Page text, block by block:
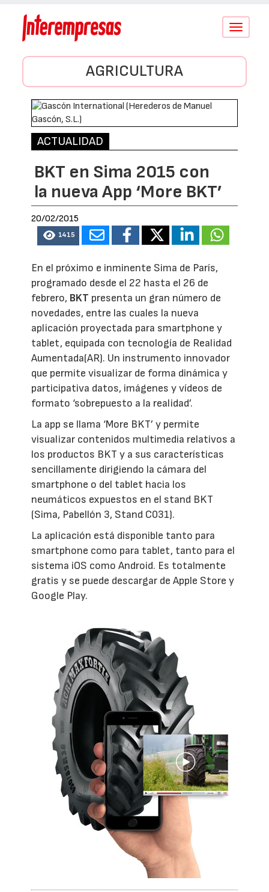
Conmutar
AGRICULTURA
ACTUALIDAD
BKT en Sima 2015 con
la nueva App ‘More BKT’
20/02/2015
1415
En el próximo e inminente Sima de París,
programado desde el 22 hasta el 26 de
febrero, BKT presenta un gran número de
novedades, entre las cuales la nueva
aplicación proyectada para smartphone y
tablet, equipada con tecnología de Realidad
Aumentada(AR). Un instrumento innovador
que permite visualizar de forma dinámica y
participativa datos, imágenes y vídeos de
formato ‘sobrepuesto a la realidad’.
La app se llama ‘More BKT’ y permite
visualizar contenidos multimedia relativos a
los productos BKT y a sus características
sencillamente dirigiendo la cámara del
smartphone o del tablet hacia los
neumáticos expuestos en el stand BKT
(Sima, Pabellón 3, Stand C031).
La aplicación está disponible tanto para
smartphone como para tablet, tanto para el
sistema iOS como Android. Es totalmente
gratis y se puede descargar de Apple Store y
Google Play.